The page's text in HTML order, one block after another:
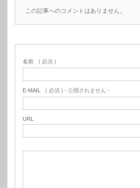
この記事へのコメントはありません。
名前 ( 必須 )
E-MAIL ( 必須 ) - 公開されません -
URL